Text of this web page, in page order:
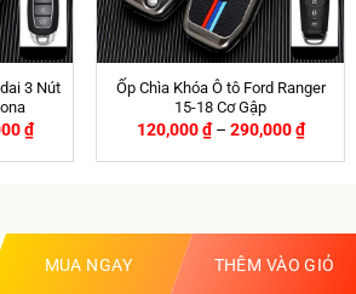
3 Nút
₫
Ốp Chìa Khóa Ô tô Ford Ranger
15-18 Cơ Gập
120,000₫ – 290,000₫
MUA NGAY THÊM VÀO GIỎ